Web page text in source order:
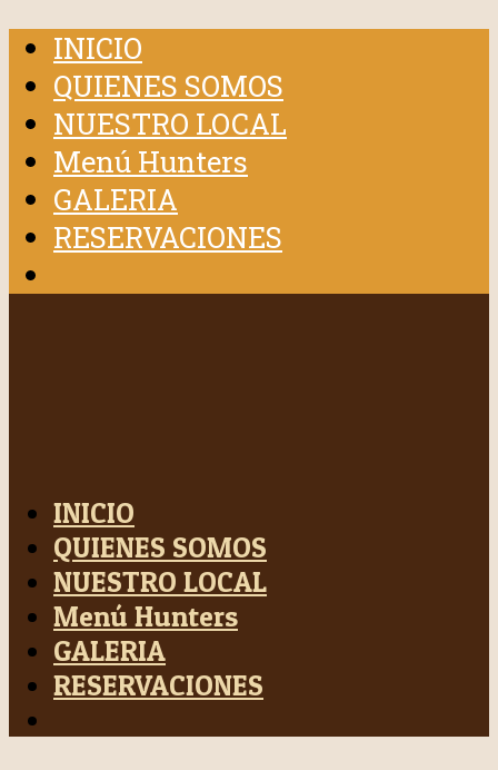
INICIO
QUIENES SOMOS
NUESTRO LOCAL
Menú Hunters
GALERIA
RESERVACIONES
INICIO
QUIENES SOMOS
NUESTRO LOCAL
Menú Hunters
GALERIA
RESERVACIONES